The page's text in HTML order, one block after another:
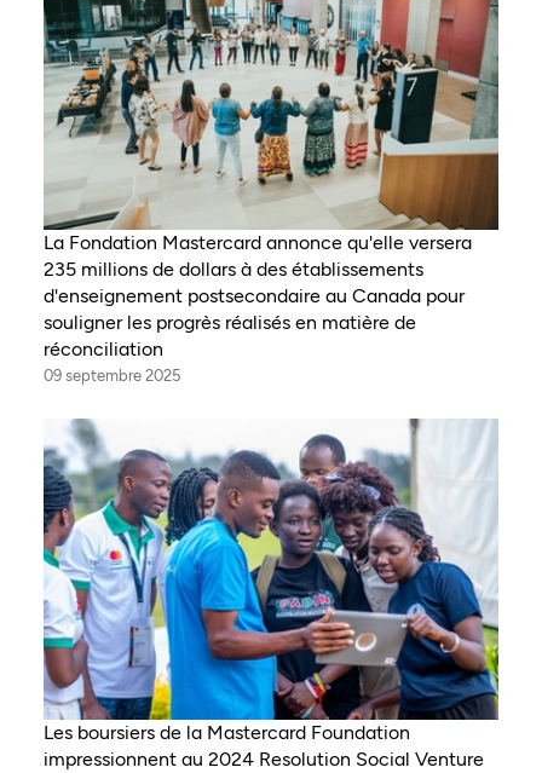
La Fondation Mastercard annonce qu'elle versera
235 millions de dollars à des établissements
d'enseignement postsecondaire au Canada pour
souligner les progrès réalisés en matière de
réconciliation
09 septembre 2025
Les boursiers de la Mastercard Foundation
impressionnent au 2024 Resolution Social Venture